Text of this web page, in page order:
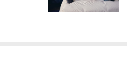
截至2026年6月11日在146